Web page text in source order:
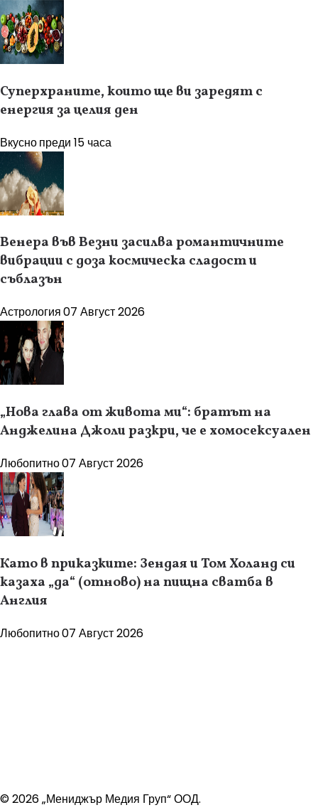
Суперхраните, които ще ви заредят с
енергия за целия ден
Вкуснопреди 15 часа
Венера във Везни засилва романтичните
вибрации с доза космическа сладост и
съблазън
Астрология07 Август 2026
„Нова глава от живота ми“: братът на
Анджелина Джоли разкри, че е хомосексуален
Любопитно07 Август 2026
Като в приказките: Зендая и Том Холанд си
казаха „да“ (отново) на пищна сватба в
Англия
Любопитно07 Август 2026
© 2026 „Мениджър Медия Груп“ ООД.